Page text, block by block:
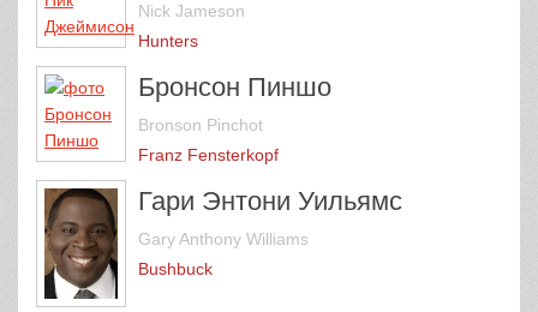
Nick Jameson
Hunters
Бронсон Пиншо
Bronson Pinchot
Franz Fensterkopf
Гари Энтони Уильямс
Gary Anthony Williams
Bushbuck